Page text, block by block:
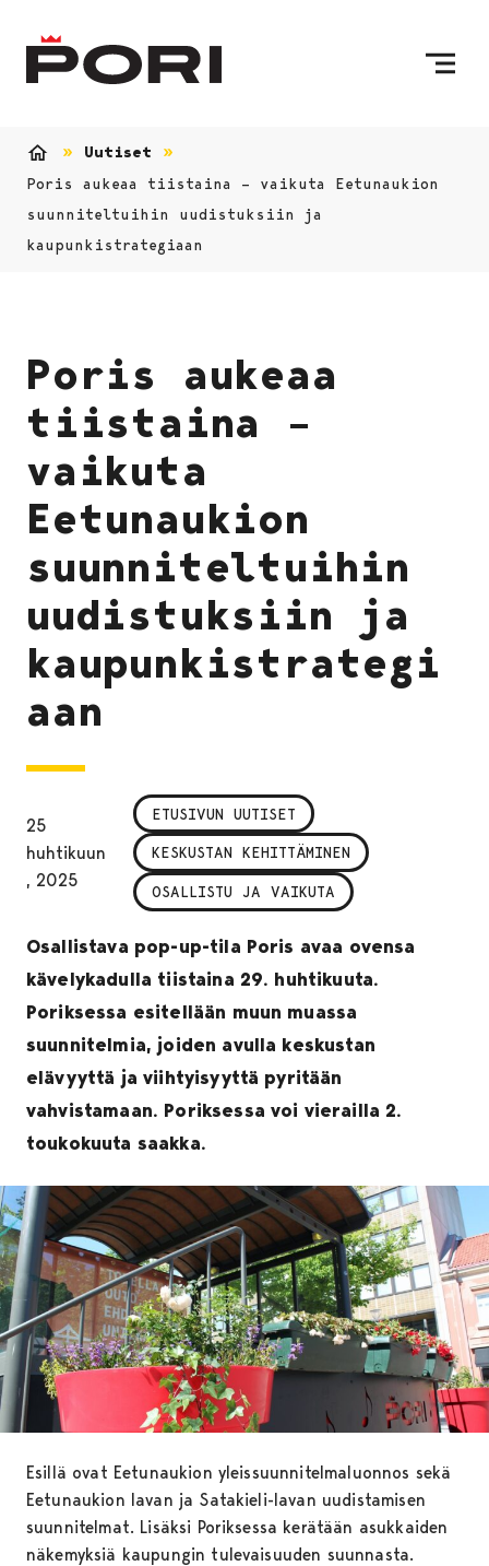
Uutiset
Poris aukeaa tiistaina – vaikuta Eetunaukion
suunniteltuihin uudistuksiin ja
kaupunkistrategiaan
Poris aukeaa
tiistaina –
vaikuta
Eetunaukion
suunniteltuihin
uudistuksiin ja
kaupunkistrategi
aan
25
huhtikuun
, 2025
ETUSIVUN UUTISET
KESKUSTAN KEHITTÄMINEN
OSALLISTU JA VAIKUTA
Osallistava pop-up-tila Poris avaa ovensa
kävelykadulla tiistaina 29. huhtikuuta.
Poriksessa esitellään muun muassa
suunnitelmia, joiden avulla keskustan
elävyyttä ja viihtyisyyttä pyritään
vahvistamaan. Poriksessa voi vierailla 2.
toukokuuta saakka.
Esillä ovat Eetunaukion yleissuunnitelmaluonnos sekä
Eetunaukion lavan ja Satakieli-lavan uudistamisen
suunnitelmat. Lisäksi Poriksessa kerätään asukkaiden
näkemyksiä kaupungin tulevaisuuden suunnasta.